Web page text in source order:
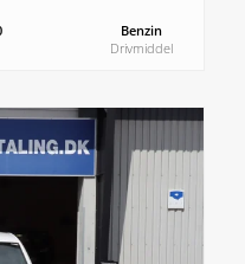
Benzin
Drivmiddel